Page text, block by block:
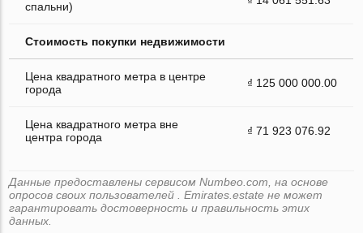
спальни)
Стоимость покупки недвижимости
Цена квадратного метра в центре
города
₫ 125 000 000.00
Цена квадратного метра вне
центра города
₫ 71 923 076.92
Данные предоставлены сервисом Numbeo.com, на основе
опросов своих пользователей . Emirates.estate не может
гарантировать достоверность и правильность этих
данных.